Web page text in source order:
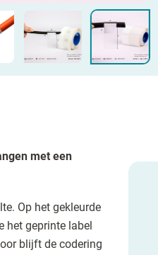
met een
Op het gekleurde
het geprinte label
blijft de codering